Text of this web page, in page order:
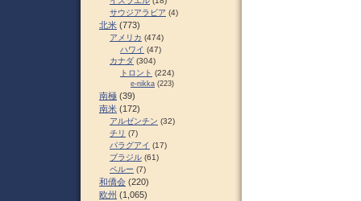
サウジアラビア (4)
北米 (773)
アメリカ (474)
ハワイ (47)
カナダ (304)
トロント (224)
e-nikka (223)
南極 (39)
南米 (172)
アルゼンチン (32)
チリ (7)
パラグアイ (17)
ブラジル (61)
ペルー (7)
和僑会 (220)
欧州 (1,065)